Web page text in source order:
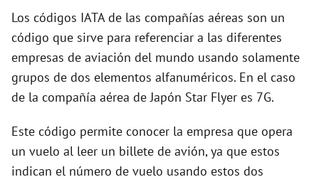
V
i
d
e
Los códigos IATA de las compañías aéreas son un
código que sirve para referenciar a las diferentes
empresas de aviación del mundo usando solamente
grupos de dos elementos alfanuméricos. En el caso
de la compañía aérea de Japón Star Flyer es 7G.
Este código permite conocer la empresa que opera
un vuelo al leer un billete de avión, ya que estos
indican el número de vuelo usando estos dos